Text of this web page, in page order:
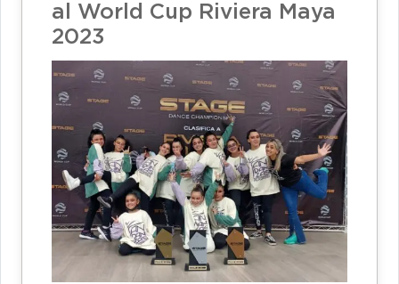
al World Cup Riviera Maya
2023